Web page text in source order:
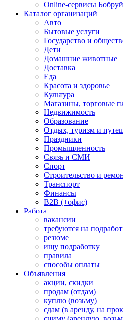
Online-сервисы
Каталог организаций
Авто
Бытовые услуги
Государство и
Дети
Домашние животные
Доставка
Еда
Красота и здоровье
Культура
Магазины, торговые
Недвижимость
Образование
Отдых, туризм и
Праздники
Промышленность
Связь и СМИ
Спорт
Строительство и
Транспорт
Финансы
B2B (+офис)
Работа
вакансии
требуются на
резюме
ищу подработку
правила
способы оплаты
Объявления
акции, скидки
продам (отдам)
куплю (возьму)
сдам (в аренду, на
сниму (арендую,